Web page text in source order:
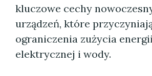
kluczowe cechy
urządzeń, które
ograniczenia zużycia
elektrycznej i wody.